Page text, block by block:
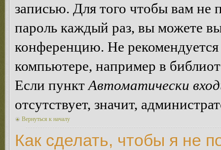
записью. Для того чтобы вам не
пароль каждый раз, вы можете
конференцию. Не
компьютере, например в
Если пункт Автоматически
отсутствует, значит,
Вернуться к началу
Как сделать, чтобы я не